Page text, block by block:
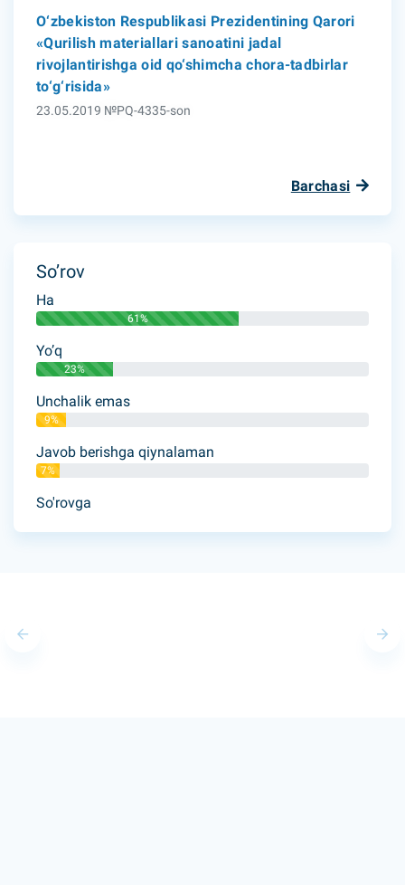
O‘zbekiston Respublikasi Prezidentining Qarori
«Qurilish materiallari sanoatini jadal
rivojlantirishga oid qo‘shimcha chora-tadbirlar
to‘g‘risida»
23.05.2019 №PQ-4335-son
Barchasi
So’rov
Ha
61%
Yo’q
23%
Unchalik emas
9%
Javob berishga qiynalaman
7%
So'rovga